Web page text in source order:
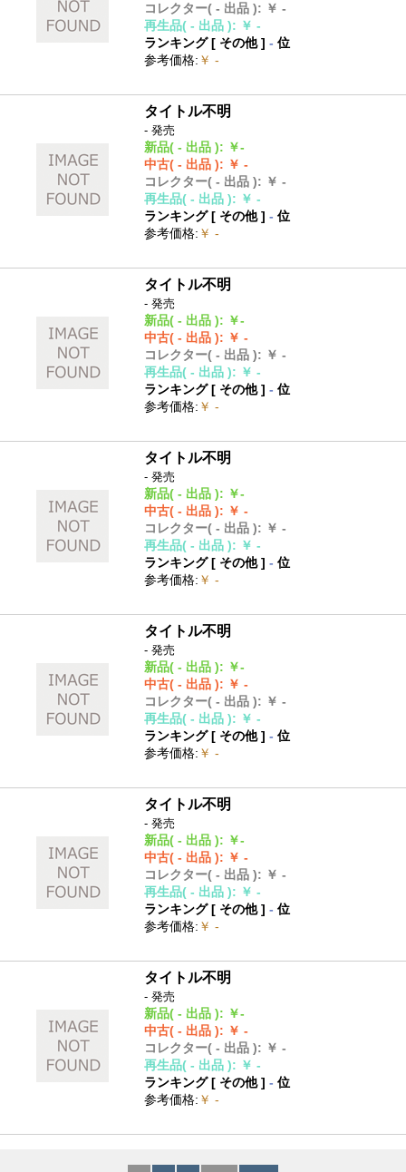
コレクター( - 出品 ): ￥ -
再生品( - 出品 ): ￥ -
ランキング [ その他]- 位
参考価格: ￥ -
タイトル不明
- 発売
新品( - 出品 ): ￥-
中古( - 出品 ): ￥ -
コレクター( - 出品 ): ￥ -
再生品( - 出品 ): ￥ -
ランキング [ その他]- 位
参考価格: ￥ -
タイトル不明
- 発売
新品( - 出品 ): ￥-
中古( - 出品 ): ￥ -
コレクター( - 出品 ): ￥ -
再生品( - 出品 ): ￥ -
ランキング [ その他]- 位
参考価格: ￥ -
タイトル不明
- 発売
新品( - 出品 ): ￥-
中古( - 出品 ): ￥ -
コレクター( - 出品 ): ￥ -
再生品( - 出品 ): ￥ -
ランキング [ その他]- 位
参考価格: ￥ -
タイトル不明
- 発売
新品( - 出品 ): ￥-
中古( - 出品 ): ￥ -
コレクター( - 出品 ): ￥ -
再生品( - 出品 ): ￥ -
ランキング [ その他]- 位
参考価格: ￥ -
タイトル不明
- 発売
新品( - 出品 ): ￥-
中古( - 出品 ): ￥ -
コレクター( - 出品 ): ￥ -
再生品( - 出品 ): ￥ -
ランキング [ その他]- 位
参考価格: ￥ -
タイトル不明
- 発売
新品( - 出品 ): ￥-
中古( - 出品 ): ￥ -
コレクター( - 出品 ): ￥ -
再生品( - 出品 ): ￥ -
ランキング [ その他]- 位
参考価格: ￥ -